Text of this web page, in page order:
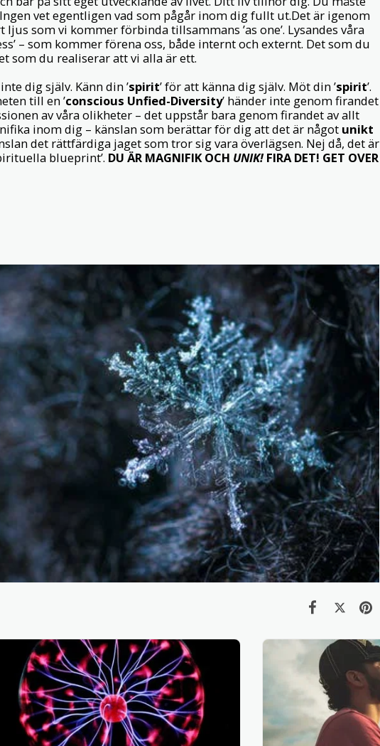
vet egentligen vad som pågår inom dig fullt ut.Det är igenom
ljus som vi kommer förbinda tillsammans ’as one’. Lysandes våra
– som kommer förena oss, både internt och externt. Det som du
som du realiserar att vi alla är ett.
dig själv. Känn din ’spirit’ för att känna dig själv. Möt din ’spirit’.
till en ’conscious Unfied-Diversity’ händer inte genom firandet
av våra olikheter – det uppstår bara genom firandet av allt
inom dig – känslan som berättar för dig att det är något unikt
det rättfärdiga jaget som tror sig vara överlägsen. Nej då, det är
blueprint’. DU ÄR MAGNIFIK OCH UNIK!FIRA DET! GET OVER